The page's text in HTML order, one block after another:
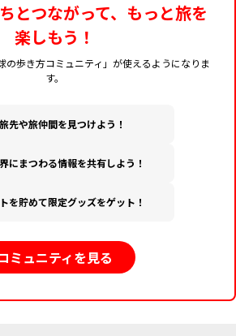
とつながって、もっと旅を
楽しもう！
の歩き方コミュニティ」が使えるようになりま
す。
先や旅仲間を見つけよう！
にまつわる情報を共有しよう！
を貯めて限定グッズをゲット！
ミュニティを見る